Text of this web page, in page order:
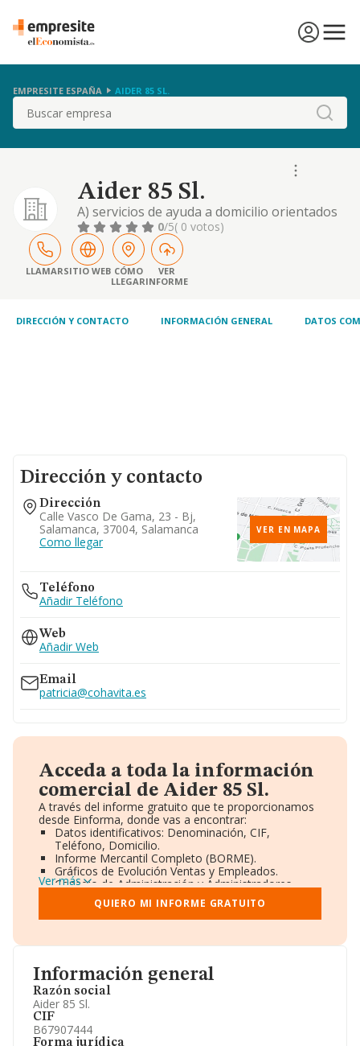
EMPRESITE ESPAÑA AIDER 85 SL.
Buscar
Aider 85 Sl.
A) servicios de ayuda a domicilio orientados
a las personas en situación de dependencia
que tengan problemas para la realización de
las actividades de la vida diaria. b) realización
de talleres para trabajar y fomentar el
envejecimiento saludable. c) asistencia
0/5( 0 votos)
LLAMARSITIO WEB CÓMO
LLEGAR
VER
INFORME
DIRECCIÓN Y CONTACTO INFORMACIÓN GENERAL DATOS
Información general
Razón social
Aider 85 Sl.
CIF
B67907444
Forma jurídica
Dirección y contacto
Dirección
Calle Vasco De Gama, 23 - Bj,
Salamanca, 37004, Salamanca
Como llegar
VER EN MAPA
Teléfono
Añadir Teléfono
Web
Añadir Web
Email
patricia@cohavita.es
Acceda a toda la información
comercial de Aider 85 Sl.
A través del informe gratuito que te proporcionamos
desde Einforma, donde vas a encontrar:
Datos identificativos: Denominación, CIF,
Teléfono, Domicilio.
Informe Mercantil Completo (BORME).
Gráficos de Evolución Ventas y Empleados.
Consejo de Administración y Administradores.
Directivos y Ejecutivos.
Accionistas.
Participaciones y Vinculaciones en otras empresas.
Información oficial y registral complementaria.
Ver más
QUIERO MI INFORME GRATUITO